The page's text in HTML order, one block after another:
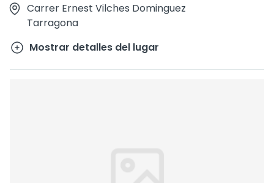
Carrer Ernest Vilches Dominguez
Tarragona
Mostrar detalles del lugar